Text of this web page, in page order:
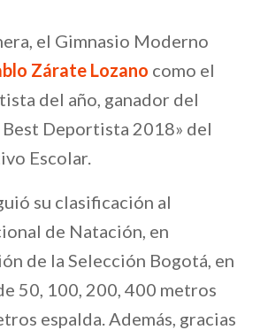
el Gimnasio Moderno
Zárate Lozano como el
del año, ganador del
Best Deportista 2018» del
Escolar.
su clasificación al
de Natación, en
de la Selección Bogotá, en
50, 100, 200, 400 metros
espalda. Además, gracias